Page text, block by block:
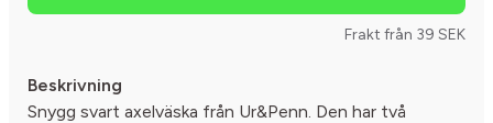
Frakt från 39 SEK
Beskrivning
Snygg svart axelväska från Ur&Penn. Den har två